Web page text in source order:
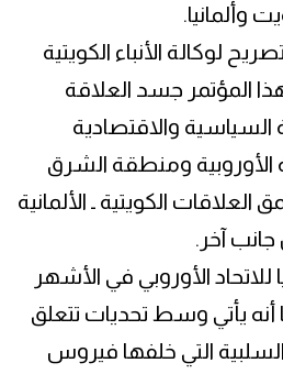
وألمانيا.
لوكالة الأنباء الكويتية
هذا المؤتمر جسد العلاقة
السياسية والاقتصادية
الأوروبية ومنطقة الشرق
الكويتية ـ الألمانية
آخر.
للاتحاد الأوروبي في الأشهر
يأتي وسط تحديات تتعلق
السلبية التي خلفها فيروس